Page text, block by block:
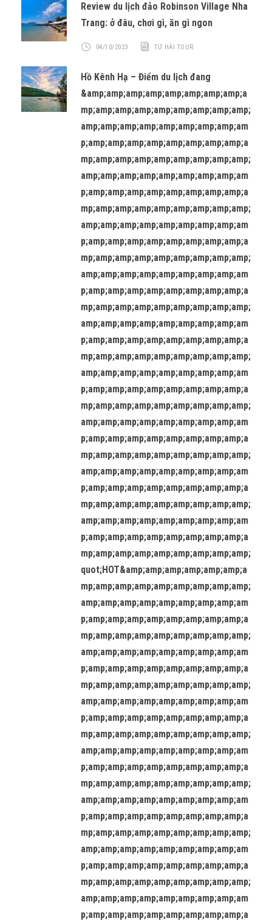
Review du lịch đảo Robinson Village Nha
Trang: ở đâu, chơi gì, ăn gì ngon
04/10/2023 TỨ HẢI TOUR
Hồ Kênh Hạ – Điểm du lịch đang
&amp;amp;amp;amp;amp;amp;amp;amp;a
mp;amp;amp;amp;amp;amp;amp;amp;amp;
amp;amp;amp;amp;amp;amp;amp;amp;am
p;amp;amp;amp;amp;amp;amp;amp;amp;a
mp;amp;amp;amp;amp;amp;amp;amp;amp;
amp;amp;amp;amp;amp;amp;amp;amp;am
p;amp;amp;amp;amp;amp;amp;amp;amp;a
mp;amp;amp;amp;amp;amp;amp;amp;amp;
amp;amp;amp;amp;amp;amp;amp;amp;am
p;amp;amp;amp;amp;amp;amp;amp;amp;a
mp;amp;amp;amp;amp;amp;amp;amp;amp;
amp;amp;amp;amp;amp;amp;amp;amp;am
p;amp;amp;amp;amp;amp;amp;amp;amp;a
mp;amp;amp;amp;amp;amp;amp;amp;amp;
amp;amp;amp;amp;amp;amp;amp;amp;am
p;amp;amp;amp;amp;amp;amp;amp;amp;a
mp;amp;amp;amp;amp;amp;amp;amp;amp;
amp;amp;amp;amp;amp;amp;amp;amp;am
p;amp;amp;amp;amp;amp;amp;amp;amp;a
mp;amp;amp;amp;amp;amp;amp;amp;amp;
amp;amp;amp;amp;amp;amp;amp;amp;am
p;amp;amp;amp;amp;amp;amp;amp;amp;a
mp;amp;amp;amp;amp;amp;amp;amp;amp;
amp;amp;amp;amp;amp;amp;amp;amp;am
p;amp;amp;amp;amp;amp;amp;amp;amp;a
mp;amp;amp;amp;amp;amp;amp;amp;amp;
amp;amp;amp;amp;amp;amp;amp;amp;am
p;amp;amp;amp;amp;amp;amp;amp;amp;a
mp;amp;amp;amp;amp;amp;amp;amp;amp;
quot;HOT&amp;amp;amp;amp;amp;amp;a
mp;amp;amp;amp;amp;amp;amp;amp;amp;
amp;amp;amp;amp;amp;amp;amp;amp;am
p;amp;amp;amp;amp;amp;amp;amp;amp;a
mp;amp;amp;amp;amp;amp;amp;amp;amp;
amp;amp;amp;amp;amp;amp;amp;amp;am
p;amp;amp;amp;amp;amp;amp;amp;amp;a
mp;amp;amp;amp;amp;amp;amp;amp;amp;
amp;amp;amp;amp;amp;amp;amp;amp;am
p;amp;amp;amp;amp;amp;amp;amp;amp;a
mp;amp;amp;amp;amp;amp;amp;amp;amp;
amp;amp;amp;amp;amp;amp;amp;amp;am
p;amp;amp;amp;amp;amp;amp;amp;amp;a
mp;amp;amp;amp;amp;amp;amp;amp;amp;
amp;amp;amp;amp;amp;amp;amp;amp;am
p;amp;amp;amp;amp;amp;amp;amp;amp;a
mp;amp;amp;amp;amp;amp;amp;amp;amp;
amp;amp;amp;amp;amp;amp;amp;amp;am
p;amp;amp;amp;amp;amp;amp;amp;amp;a
mp;amp;amp;amp;amp;amp;amp;amp;amp;
amp;amp;amp;amp;amp;amp;amp;amp;am
p;amp;amp;amp;amp;amp;amp;amp;amp;a